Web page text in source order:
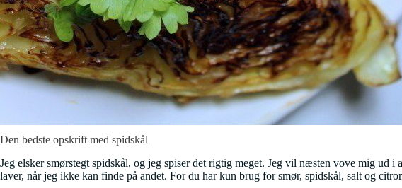
Den bedste opskrift med spidskål
Jeg elsker smørstegt spidskål, og jeg spiser det rigtig meget. Jeg vil næsten vove mig ud
laver, når jeg ikke kan finde på andet. For du har kun brug for smør, spidskål, salt og